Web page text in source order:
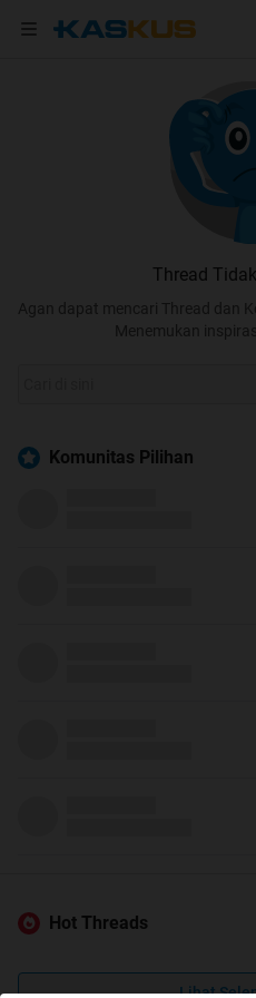
Thread
Agan dapat mencari Thread dan
Menemukan
Komunitas Pilihan
Hot Threads
Lihat